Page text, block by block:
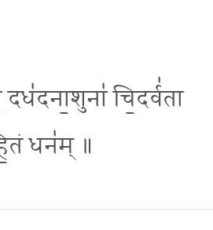
दध॑दना॒शुना॑ चि॒दर्व॑ता
धन॑म् ॥